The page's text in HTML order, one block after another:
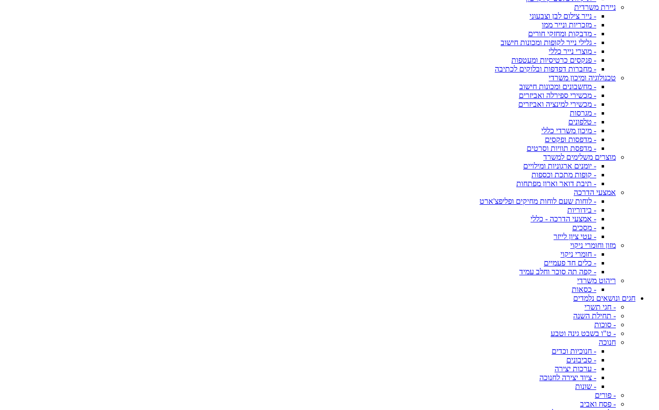
ניירת משרדית
- נייר צילום לבן וצבעוני
- מזכריות ונייר ממו
- מדבקות ומחזקי חורים
- גלילי נייר לקופות ומכונות חישוב
- מוצרי נייר כללי
- פנקסים כרטיסיות ומעטפות
- מחברות דפדפות ובלוקים לכתיבה
טכנולוגיה ומיכון משרדי
- מחשבונים ומכונות חישוב
- מכשירי ספירלה ואביזרים
- מכשירי למינציה ואביזרים
- מגרסות
- טלפונים
- מיכון משרדי כללי
- מדפסות ופקסים
- מדפסת תוויות וסרטים
מוצרים משלימים למשרד
- יומנים ארגוניות ומילויים
- קופות מתכת וכספות
- תיבת דואר וארון מפתחות
אמצעי הדרכה
- לוחות שעם לוחות מחיקים ופליפצ'ארט
- בידוריות
- אמצעי הדרכה - כללי
- מסכים
- עטי ציון לייזר
מזון וחומרי ניקוי
- חומרי ניקוי
- כלים חד פעמיים
- קפה תה סוכר וחלב עמיד
ריהוט משרדי
- כסאות
חגים ונושאים נלמדים
- חגי תשרי
- תחילת השנה
- סוכות
- ט"ו בשבט גינה וטבע
חנוכה
- חנוכיות וכדים
- סביבונים
- ערכות יצירה
- ציוד יצירה לחנוכה
- שונות
- פורים
- פסח ואביב